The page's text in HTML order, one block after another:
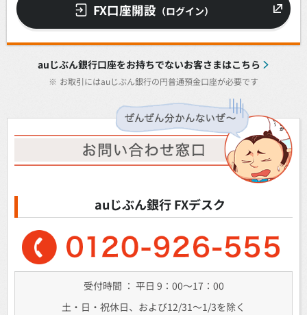
FX口座開設 （ログイン）
auじぶん銀行口座をお持ちでないお客さまはこちら
※ お取引にはauじぶん銀行の円普通預金口座が必要です
auじぶん銀行 FXデスク
受付時間 ： 平日 9：00～17：00
土・日・祝休日、および12/31～1/3を除く